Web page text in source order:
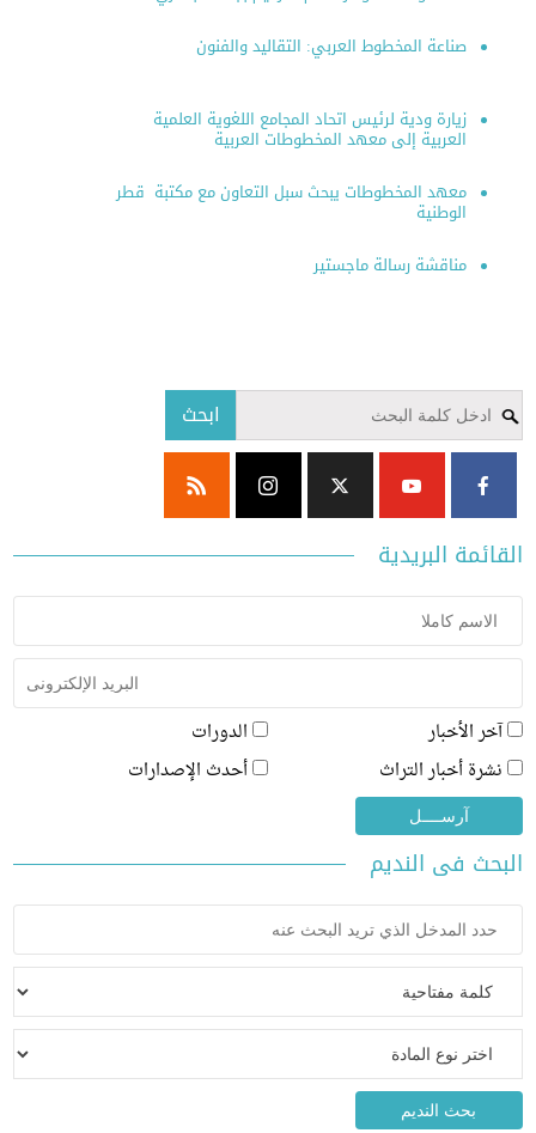
صناعة المخطوط العربي: التقاليد والفنون
زيارة ودية لرئيس اتحاد المجامع اللغوية العلمية
العربية إلى معهد المخطوطات العربية
معهد المخطوطات يبحث سبل التعاون مع مكتبة قطر
الوطنية
مناقشة رسالة ماجستير
البريدية
الأخبار
الدورات
أخبار التراث
أحدث الإصدارات
فى النديم